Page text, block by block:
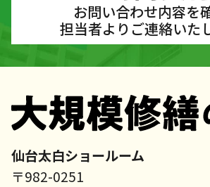
お問い合わせ内容を
担当者よりご連絡いた
仙台太白ショールーム
〒982-0251